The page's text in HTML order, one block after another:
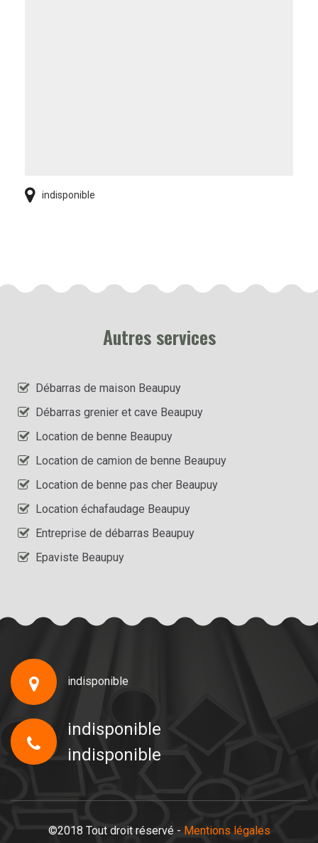
indisponible
Autres services
Débarras de maison Beaupuy
Débarras grenier et cave Beaupuy
Location de benne Beaupuy
Location de camion de benne Beaupuy
Location de benne pas cher Beaupuy
Location échafaudage Beaupuy
Entreprise de débarras Beaupuy
Epaviste Beaupuy
indisponible
indisponible
indisponible
©2018 Tout droit réservé - Mentions légales